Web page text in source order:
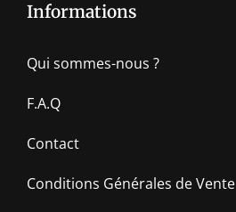
Informations
Qui sommes-nous ?
F.A.Q
Contact
Conditions Générales de Vente